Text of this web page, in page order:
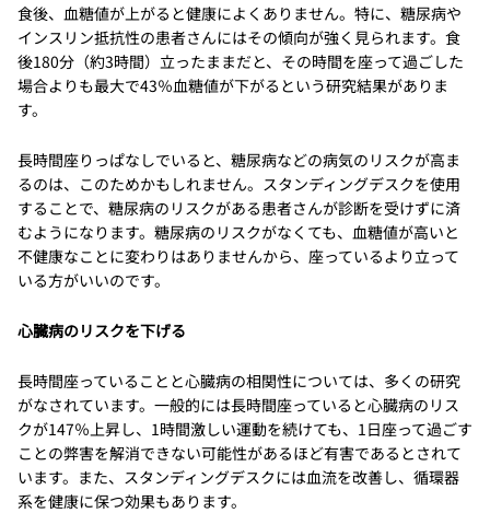
食後、血糖値が上がると健康によくありません。特に、糖尿病や
インスリン抵抗性の患者さんにはその傾向が強く見られます。食
後180分（約3時間）立ったままだと、その時間を座って過ごした
場合よりも最大で43％血糖値が下がるという研究結果がありま
す。
長時間座りっぱなしでいると、糖尿病などの病気のリスクが高ま
るのは、このためかもしれません。スタンディングデスクを使用
することで、糖尿病のリスクがある患者さんが診断を受けずに済
むようになります。糖尿病のリスクがなくても、血糖値が高いと
不健康なことに変わりはありませんから、座っているより立って
いる方がいいのです。
心臓病のリスクを下げる
長時間座っていることと心臓病の相関性については、多くの研究
がなされています。一般的には長時間座っていると心臓病のリス
クが147％上昇し、1時間激しい運動を続けても、1日座って過ごす
ことの弊害を解消できない可能性があるほど有害であるとされて
います。また、スタンディングデスクには血流を改善し、循環器
系を健康に保つ効果もあります。